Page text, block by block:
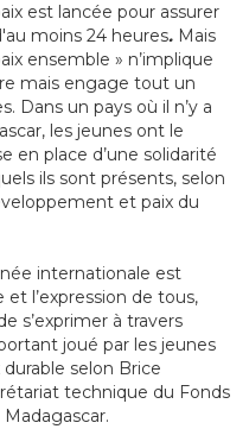
est lancée pour assurer
moins 24 heures. Mais
ensemble » n’implique
mais engage tout un
Dans un pays où il n’y a
les jeunes ont le
en place d’une solidarité
ils sont présents, selon
et paix du
internationale est
l’expression de tous,
s’exprimer à travers
joué par les jeunes
durable selon Brice
technique du Fonds